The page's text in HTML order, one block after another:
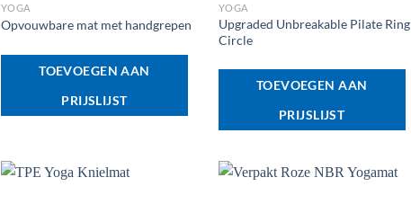
YOGA
Opvouwbare mat met handgrepen
TOEVOEGEN AAN
PRIJSLIJST
YOGA
Upgraded Unbreakable Pilate Ring
Circle
TOEVOEGEN AAN
PRIJSLIJST